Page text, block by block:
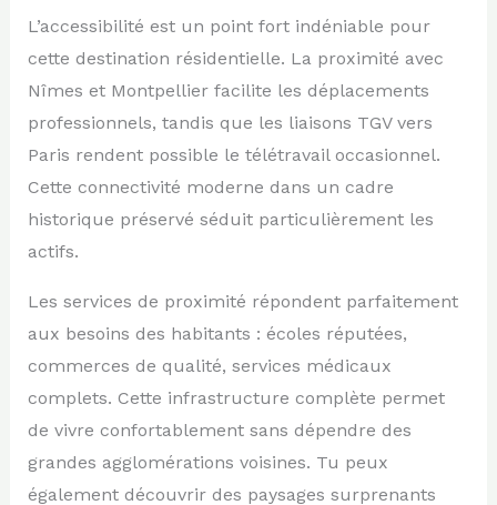
L’accessibilité est un point fort indéniable pour
cette destination résidentielle. La proximité avec
Nîmes et Montpellier facilite les déplacements
professionnels, tandis que les liaisons TGV vers
Paris rendent possible le télétravail occasionnel.
Cette connectivité moderne dans un cadre
historique préservé séduit particulièrement les
actifs.
Les services de proximité répondent parfaitement
aux besoins des habitants : écoles réputées,
commerces de qualité, services médicaux
complets. Cette infrastructure complète permet
de vivre confortablement sans dépendre des
grandes agglomérations voisines. Tu peux
également découvrir des paysages surprenants